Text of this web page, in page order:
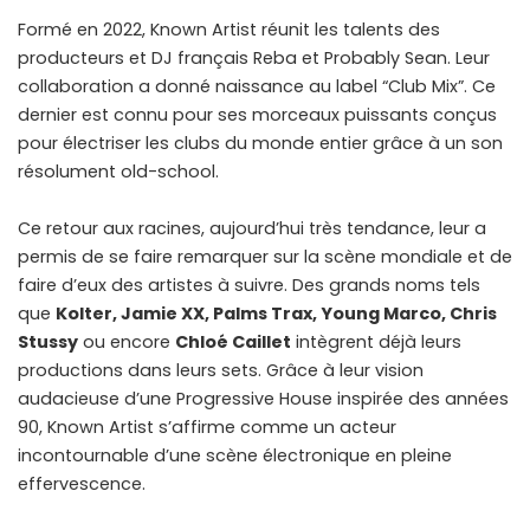
Formé en 2022, Known Artist réunit les talents des
producteurs et DJ français Reba et Probably Sean. Leur
collaboration a donné naissance au label “Club Mix”. Ce
dernier est connu pour ses morceaux puissants conçus
pour électriser les clubs du monde entier grâce à un son
résolument old-school.
Ce retour aux racines, aujourd’hui très tendance, leur a
permis de se faire remarquer sur la scène mondiale et de
faire d’eux des artistes à suivre. Des grands noms tels
que Kolter, Jamie XX, Palms Trax, Young Marco, Chris
Stussy ou encore Chloé Caillet intègrent déjà leurs
productions dans leurs sets. Grâce à leur vision
audacieuse d’une Progressive House inspirée des années
90, Known Artist s’affirme comme un acteur
incontournable d’une scène électronique en pleine
effervescence.